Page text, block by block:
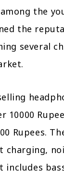
the
the
several
10000
Rupees.